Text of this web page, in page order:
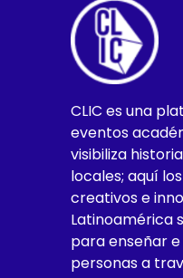
CLIC es una
eventos
visibiliza
locales; aquí
creativos e
Latinoamérica
para enseñar
personas a